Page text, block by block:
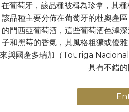
在葡萄牙，該品種被稱為珍拿，其
該品種主要分佈在葡萄牙的杜奧產
的門西亞葡萄酒，這些葡萄酒色澤
子和黑莓的香氣，其風格粗獷或優
來與國產多瑞加（Touriga
具有不錯的